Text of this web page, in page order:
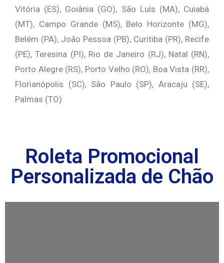
Vitória (ES), Goiânia (GO), São Luís (MA), Cuiabá
(MT), Campo Grande (MS), Belo Horizonte (MG),
Belém (PA), João Pessoa (PB), Curitiba (PR), Recife
(PE), Teresina (PI), Rio de Janeiro (RJ), Natal (RN),
Porto Alegre (RS), Porto Velho (RO), Boa Vista (RR),
Florianópolis (SC), São Paulo (SP), Aracaju (SE),
Palmas (TO)
Roleta Promocional
Personalizada de Chão